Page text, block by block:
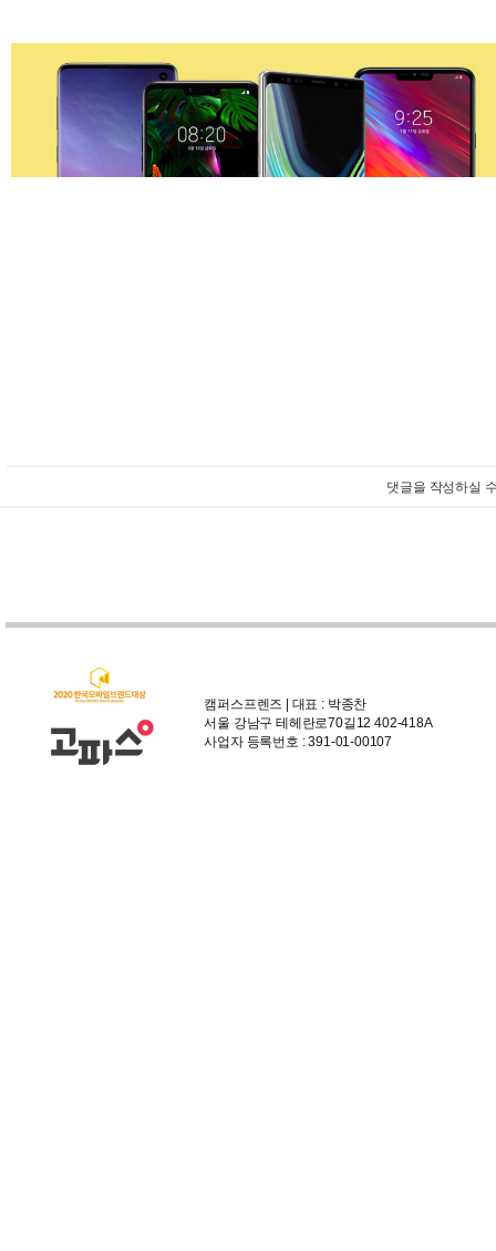
댓글을 작성하실
캠퍼스프렌즈 | 대표 : 박종찬
서울 강남구 테헤란로70길12 402-418A
사업자 등록번호 : 391-01-00107